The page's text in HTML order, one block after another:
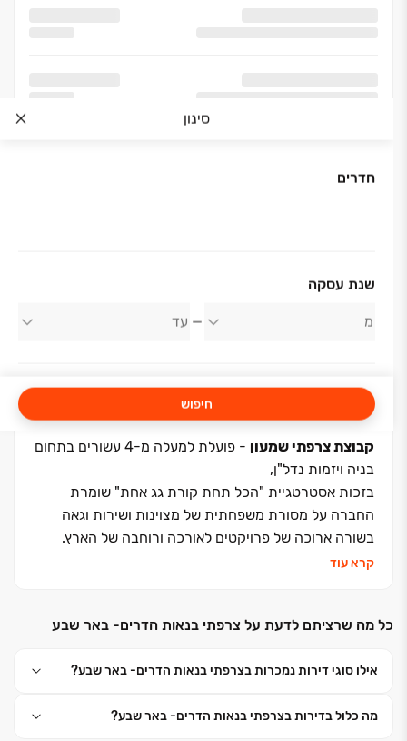
סינון
חדרים
שנת עסקה
חיפוש
אודות החברה
צרפתי שמעון
קבוצת צרפתי שמעון
- פועלת למעלה מ-4 עשורים בתחום
בניה ויזמות נדל"ן,
בזכות אסטרטגיית "הכל תחת קורת גג אחת" שומרת
החברה על מסורת משפחתית של מצוינות ושירות וגאה
בשורה ארוכה של פרויקטים לאורכה ורוחבה של הארץ.
לרכישה בטוחה, הינה תוצר ישיר לעקרונות השמירה
מרכישת הקרקע והתכנון ועד לסיום הפרויקט והמשך ליווי
קרא עוד
כל מה שרציתם לדעת על צרפתי בנאות הדרים- באר שבע
אילו סוגי דירות נמכרות בצרפתי בנאות הדרים- באר שבע?
מה כלול בדירות בצרפתי בנאות הדרים- באר שבע?